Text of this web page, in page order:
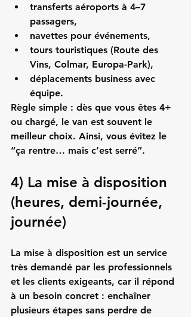
transferts aéroports à 4–7
passagers,
navettes pour événements,
tours touristiques (Route des
Vins, Colmar, Europa-Park),
déplacements business avec
équipe.
Règle simple : dès que vous êtes 4+
ou chargé, le van est souvent le
meilleur choix. Ainsi, vous évitez le
“ça rentre… mais c’est serré”.
4) La mise à disposition
(heures, demi-journée,
journée)
La mise à disposition est un service
très demandé par les professionnels
et les clients exigeants, car il répond
à un besoin concret : enchaîner
plusieurs étapes sans perdre de